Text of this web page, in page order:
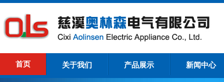
首页 关于我们 产品展示 新闻中心